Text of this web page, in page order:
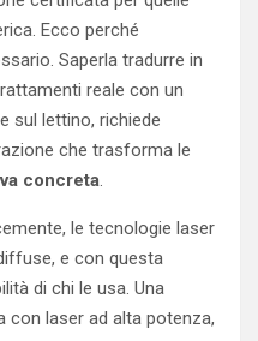
Ecco perché
Saperla tradurre in
reale con un
sul lettino, richiede
che trasforma le
concreta.
le tecnologie laser
e con questa
di chi le usa. Una
con laser ad alta potenza,